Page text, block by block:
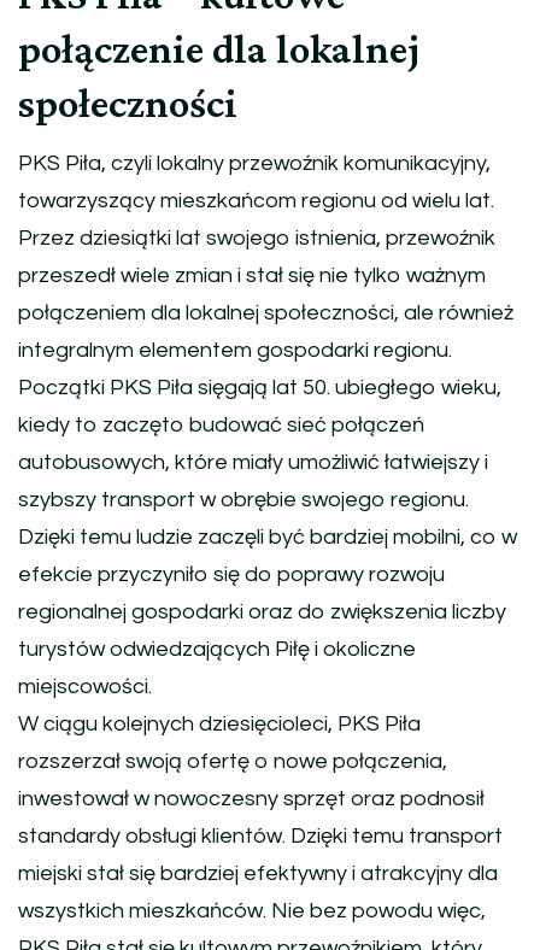
połączenie dla lokalnej
społeczności
PKS Piła, czyli lokalny przewoźnik komunikacyjny,
towarzyszący mieszkańcom regionu od wielu lat.
Przez dziesiątki lat swojego istnienia, przewoźnik
przeszedł wiele zmian i stał się nie tylko ważnym
połączeniem dla lokalnej społeczności, ale również
integralnym elementem gospodarki regionu.
Początki PKS Piła sięgają lat 50. ubiegłego wieku,
kiedy to zaczęto budować sieć połączeń
autobusowych, które miały umożliwić łatwiejszy i
szybszy transport w obrębie swojego regionu.
Dzięki temu ludzie zaczęli być bardziej mobilni, co w
efekcie przyczyniło się do poprawy rozwoju
regionalnej gospodarki oraz do zwiększenia liczby
turystów odwiedzających Piłę i okoliczne
miejscowości.
W ciągu kolejnych dziesięcioleci, PKS Piła
rozszerzał swoją ofertę o nowe połączenia,
inwestował w nowoczesny sprzęt oraz podnosił
standardy obsługi klientów. Dzięki temu transport
miejski stał się bardziej efektywny i atrakcyjny dla
wszystkich mieszkańców. Nie bez powodu więc,